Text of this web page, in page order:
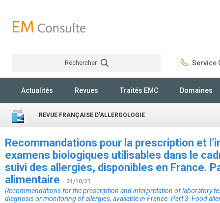
Rechercher Service
Actualités Revues Traités EMC Domaines
REVUE FRANÇAISE D'ALLERGOLOGIE
Recommandations pour la prescription et
examens biologiques utilisables dans le
suivi des allergies, disponibles en France.
alimentaire - 31/10/21
Recommendations for the prescription and interpretation of laboratory
diagnosis or monitoring of allergies, available in France. Part 3: Food